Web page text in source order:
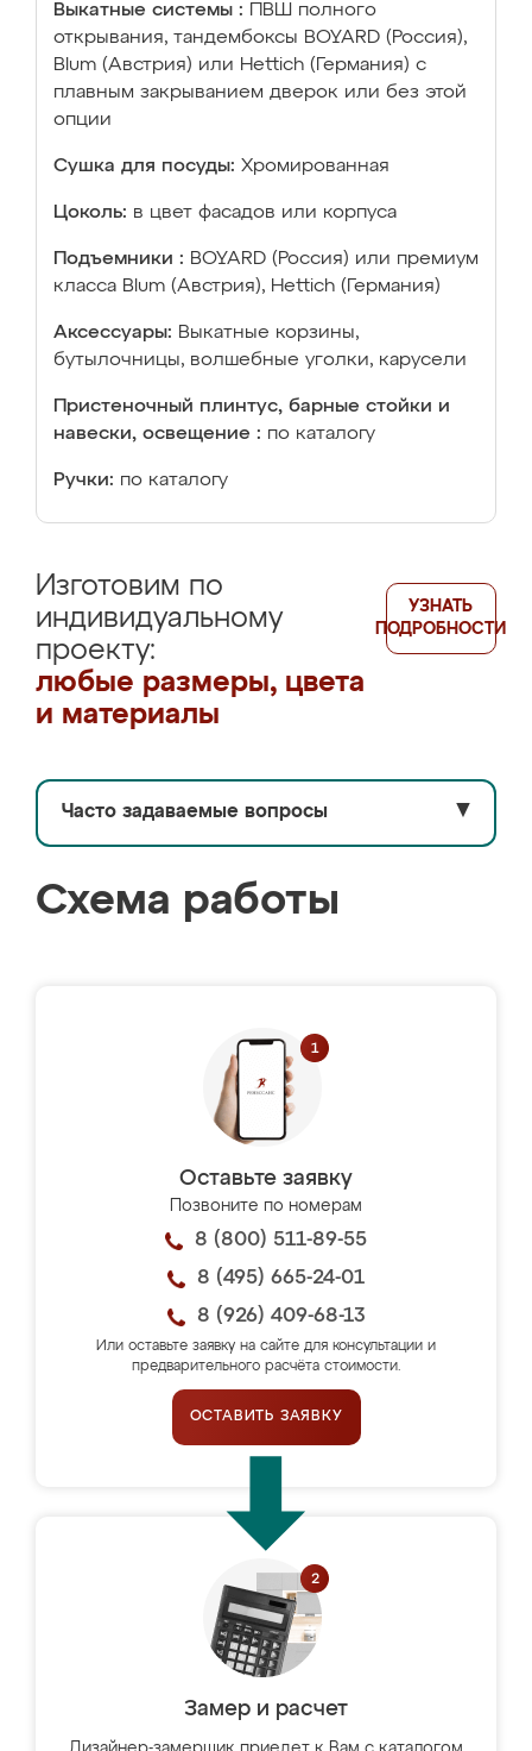
Выкатные системы :
ПВШ полного
открывания, тандембоксы BOYARD (Россия),
Blum (Австрия) или Hettich (Германия) с
плавным закрыванием дверок или без этой
опции
Сушка для посуды: Хромированная
Цоколь: в цвет фасадов или корпуса
Подъемники : BOYARD (Россия) или премиум
класса Blum (Австрия), Hettich (Германия)
Аксессуары: Выкатные корзины,
бутылочницы, волшебные уголки, карусели
Пристеночный плинтус, барные стойки и
навески, освещение : по каталогу
Ручки: по каталогу
Изготовим по
индивидуальному
проекту:
любые размеры, цвета
и материалы
УЗНАТЬ
ПОДРОБНОСТИ
Часто задаваемые вопросы ▼
Схема работы
Оставьте заявку
Позвоните по номерам
8 (800) 511-89-55
8 (495) 665-24-01
8 (926) 409-68-13
Или оставьте заявку на сайте для консультации и
предварительного расчёта стоимости.
ОСТАВИТЬ ЗАЯВКУ
Замер и расчет